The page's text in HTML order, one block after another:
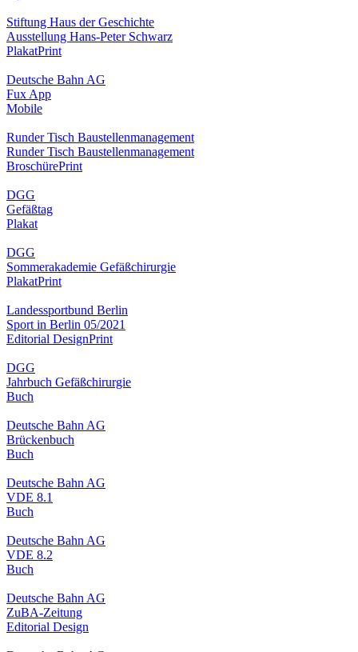
Stiftung Haus der Geschichte
Ausstellung Hans-Peter Schwarz
PlakatPrint
Deutsche Bahn AG
Fux App
Mobile
Runder Tisch Baustellenmanagement
Runder Tisch Baustellenmanagement
BroschürePrint
DGG
Gefäßtag
Plakat
DGG
Sommerakademie Gefäßchirurgie
PlakatPrint
Landessportbund Berlin
Sport in Berlin 05/2021
Editorial DesignPrint
DGG
Jahrbuch Gefäßchirurgie
Buch
Deutsche Bahn AG
Brückenbuch
Buch
Deutsche Bahn AG
VDE 8.1
Buch
Deutsche Bahn AG
VDE 8.2
Buch
Deutsche Bahn AG
ZuBA-Zeitung
Editorial Design